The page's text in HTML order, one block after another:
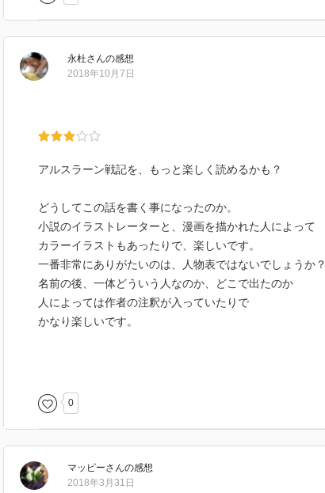
永杜さんの感想
2018年10月7日
アルスラーン戦記を、もっと楽しく読めるかも？
どうしてこの話を書く事になったのか。
小説のイラストレーターと、漫画を描かれた人によって
カラーイラストもあったりで、楽しいです。
一番非常にありがたいのは、人物表ではないでしょうか？
名前の後、一体どういう人なのか、どこで出たのか
人によっては作者の注釈が入っていたりで
かなり楽しいです。
0
マッピーさんの感想
2018年3月31日